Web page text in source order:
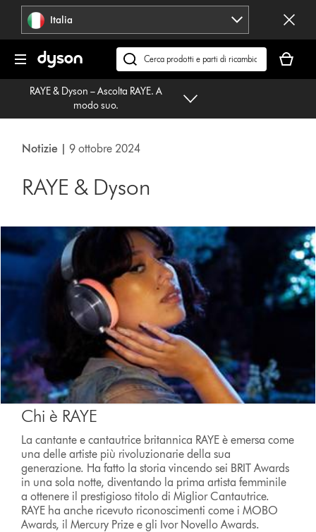
navigazione Italia
Cerca
su
dyson.it
carrello
è
RAYE & Dyson – Ascolta RAYE. A
modo suo.
Notizie | 9 ottobre 2024
RAYE & Dyson
Chi è RAYE
La cantante e cantautrice britannica RAYE è emersa come
una delle artiste più rivoluzionarie della sua
generazione. Ha fatto la storia vincendo sei BRIT Awards
in una sola notte, diventando la prima artista femminile
a ottenere il prestigioso titolo di Miglior Cantautrice.
RAYE ha anche ricevuto riconoscimenti come i MOBO
Awards, il Mercury Prize e gli Ivor Novello Awards.